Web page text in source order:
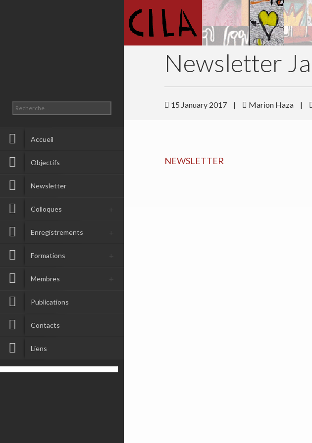
Accueil
Objectifs
Newsletter
Colloques
Enregistrements
Formations
Membres
Publications
Contacts
Liens
Newsletter
15 January 2017 | Marion Haza |
NEWSLETTER